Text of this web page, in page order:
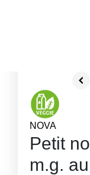
NOVA
Petit
m.g.